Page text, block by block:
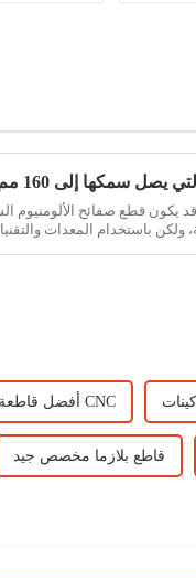
ولكن باستخدام المعدات
أفضل قاطعة نفاثة مائية CNC
قاطع بلازما مخصص جيد